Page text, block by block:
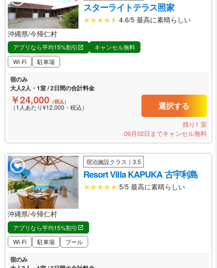
スターライトテラス照家
4.6/5 最高に素晴らしい
沖縄県/今帰仁村
アプリなら平均15%割引
キャンセル無料
Wi-Fi
駐車場
宿のみ
大人2人・1室 / 2日間の合計料金
￥24,000 （税込）
（1人あたり¥12,000・税込） 選択する
残り1 室
09月02日までキャンセル無料
宿泊施設クラス｜3.5
Resort Villa KAPUKA 古宇利島
5/5 最高に素晴らしい
沖縄県/今帰仁村
アプリなら平均15%割引
Wi-Fi
駐車場 プール
宿のみ